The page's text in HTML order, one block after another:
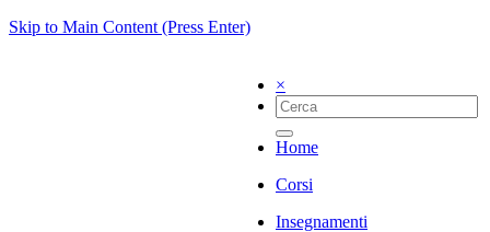
Skip to Main Content (Press Enter)
×
Home
Corsi
Insegnamenti